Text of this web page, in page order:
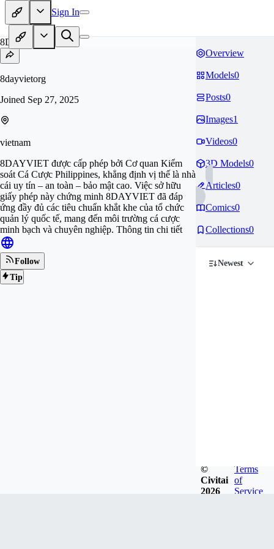
Sign In
8D
8dayvietorg
Joined Sep 27, 2025
vietnam
8DAYVIET được cấp phép bởi Cơ quan Kiểm
soát Cá Cược Philippines, khẳng định vị thế là nhà
cái uy tín – an toàn – bảo mật cao. Việc sở hữu
giấy phép này chứng minh 8DAYVIET đã đáp
ứng đầy đủ các tiêu chuẩn khắt khe của tổ chức
quản lý quốc tế, mang đến môi trường cá cược
minh bạch và chuyên nghiệp. Thông tin chi tiết
Follow
Tip
Overview
Models0
Posts0
Images1
Videos0
3D Models0
Articles0
Comics0
Collections0
Newest
©
Civitai
2026
Terms
of
Service